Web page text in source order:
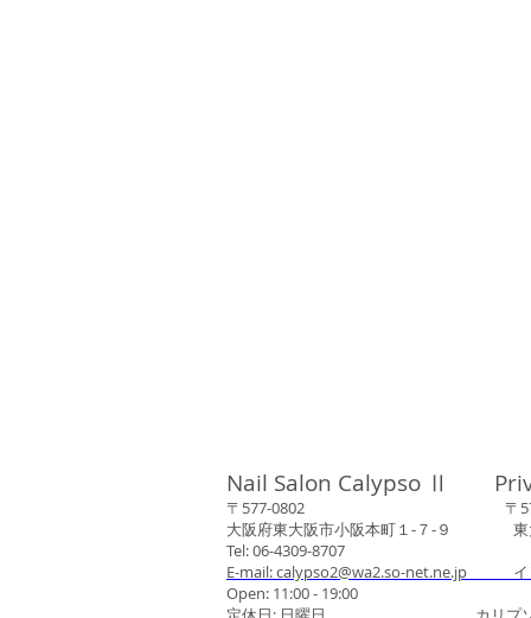
Nail Salon Calypso Ⅱ
〒577-0802 〒577-
大阪府東大阪市小阪本町１‐７‐９ 東
Tel: 06-4309-8707
E-mail: calypso2@wa2.so-net.ne.jp イ
Open: 11:00 - 19:00